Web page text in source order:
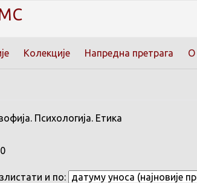
Колекције Напредна претрага О
Психологија. Етика
и по: